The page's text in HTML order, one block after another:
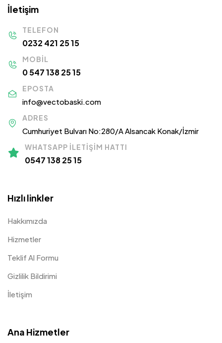
İletişim
TELEFON
0232 421 25 15
MOBIL
0 547 138 25 15
EPOSTA
info@vectobaski.com
ADRES
Cumhuriyet Bulvarı No:280/A Alsancak Konak/İzmir
WHATSAPP İLETIŞIM HATTI
0547 138 25 15
Hızlı linkler
Hakkımızda
Hizmetler
Teklif Al Formu
Gizlilik Bildirimi
İletişim
Ana Hizmetler